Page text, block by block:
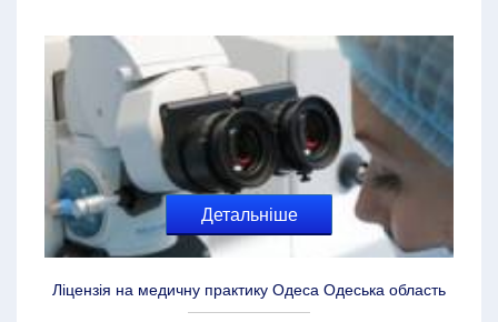
Детальніше
Ліцензія на медичну практику Одеса Одеська область